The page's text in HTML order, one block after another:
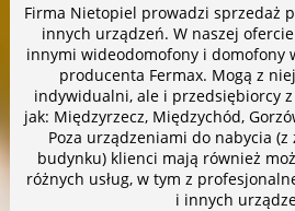
Firma Nietopiel prowadzi sprzedaż
innych urządzeń. W naszej
innymi wideodomofony i domofony
producenta Fermax. Mogą z
indywidualni, ale i przedsiębiorcy
jak: Międzyrzecz, Międzychód,
Poza urządzeniami do nabycia
budynku) klienci mają również
różnych usług, w tym z
i innych